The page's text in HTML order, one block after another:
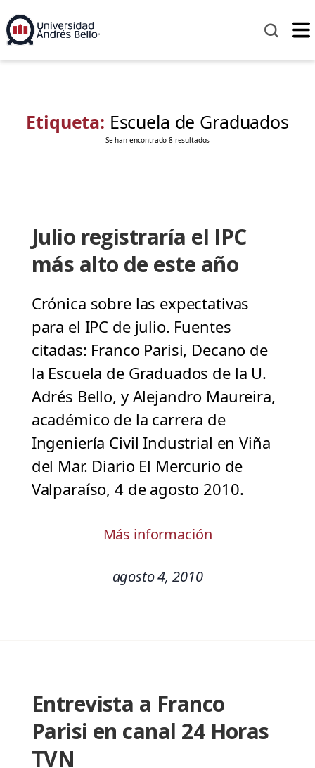
Etiqueta: Escuela de Graduados
Se han encontrado 8 resultados
Julio registraría el IPC
más alto de este año
Crónica sobre las expectativas
para el IPC de julio. Fuentes
citadas: Franco Parisi, Decano de
la Escuela de Graduados de la U.
Adrés Bello, y Alejandro Maureira,
académico de la carrera de
Ingeniería Civil Industrial en Viña
del Mar. Diario El Mercurio de
Valparaíso, 4 de agosto 2010.
Más información
agosto 4, 2010
Entrevista a Franco
Parisi en canal 24 Horas
TVN